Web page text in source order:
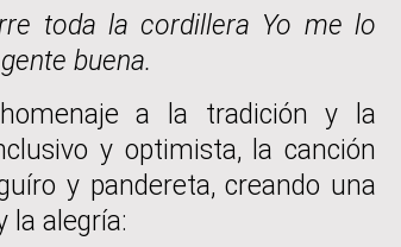
toda la cordillera Yo me lo
buena.
a la tradición y la
y optimista, la canción
y pandereta, creando una
la alegría: